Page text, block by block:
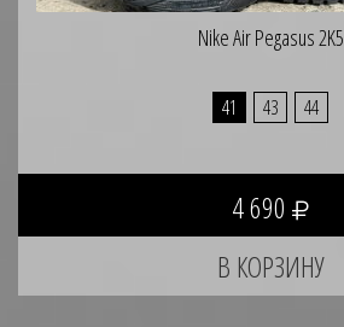
Nike Air Pegasus 2K5
41 43 44
4 690